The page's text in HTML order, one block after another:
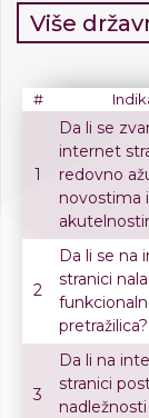
Više
#
1
Da li se
internet
redovno
novostima i
2
Da li se na
stranici
pretražilica?
3
Da li na
stranici
nadležnosti